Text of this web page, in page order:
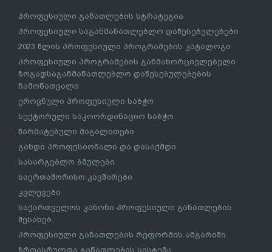
პროფესიული განათლების სტრატეგია
პროფესიული საგანმანათლებლო დაწესებულებები
2023 წლის პროფესიული პროგრამების კატალოგი
პროფესიული პროგრამების განმახორციელებელი
ზოგადსაგანმანათლებლო დაწესებულებების
ჩამონათვალი
ეროვნული პროფესიული საბჭო
სექტორული საკოორდინაციო საბჭო
წარმატებული მაგალითები
გახდი პროფესიონალი და დასაქმდი
სასარგებლო ბმულები
საერთაშორისო კავშირები
კვლევები
საქართველოს კანონი პროფესიული განათლების
შესახებ
პროფესიული განათლების რეფორმის ანგარიში
ზრდასრულთა განათლების სისტემა